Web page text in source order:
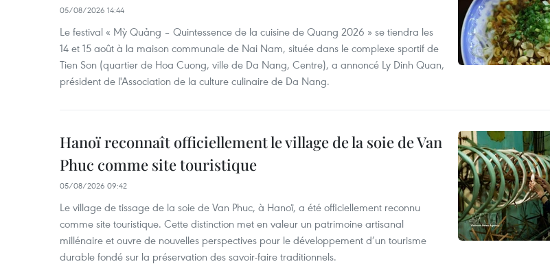
05/08/2026 14:44
Le festival « Mỳ Quảng – Quintessence de la cuisine de Quang 2026 » se tiendra les
14 et 15 août à la maison communale de Nai Nam, située dans le complexe sportif de
Tien Son (quartier de Hoa Cuong, ville de Da Nang, Centre), a annoncé Ly Dinh Quan,
président de l'Association de la culture culinaire de Da Nang.
Hanoï reconnaît officiellement le village de la soie de Van
Phuc comme site touristique
05/08/2026 09:42
Le village de tissage de la soie de Van Phuc, à Hanoï, a été officiellement reconnu
comme site touristique. Cette distinction met en valeur un patrimoine artisanal
millénaire et ouvre de nouvelles perspectives pour le développement d’un tourisme
durable fondé sur la préservation des savoir-faire traditionnels.